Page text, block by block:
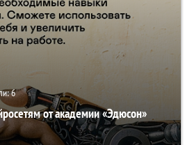
6
от академии «Эдюсон»